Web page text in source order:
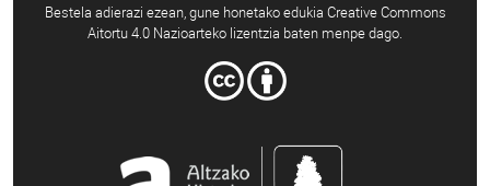
Bestela adierazi ezean, gune honetako edukia Creative Commons
Aitortu 4.0 Nazioarteko lizentzia baten menpe dago.